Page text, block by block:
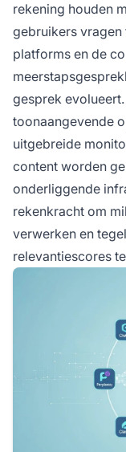
rekening houden
gebruikers
platforms en de
gesprek evolueert.
toonaangevende
uitgebreide
content worden
onderliggende
rekenkracht om
verwerken en
relevantiescores